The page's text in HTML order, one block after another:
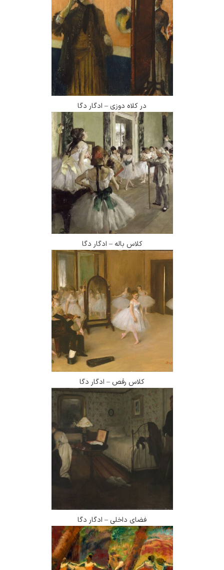
در کلاه دوزی – ادگار دگا
کلاس رقص – ادگار دگا
فضای داخلی – ادگار دگا